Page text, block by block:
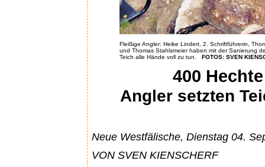
Fleißige Angler: Heike Lindert, 2. Schriftführerin,
und Thomas Stahlsmeier haben mit der Sanierung
Teich alle Hände voll zu tun. FOTOS: SVEN
400
Angler setzten
Neue Westfälische, Dienstag 04.
VON SVEN KIENSCHERF